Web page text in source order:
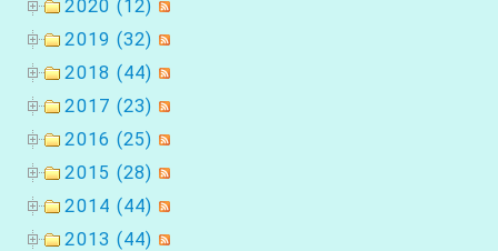
2020 (12)
2019 (32)
2018 (44)
2017 (23)
2016 (25)
2015 (28)
2014 (44)
2013 (44)